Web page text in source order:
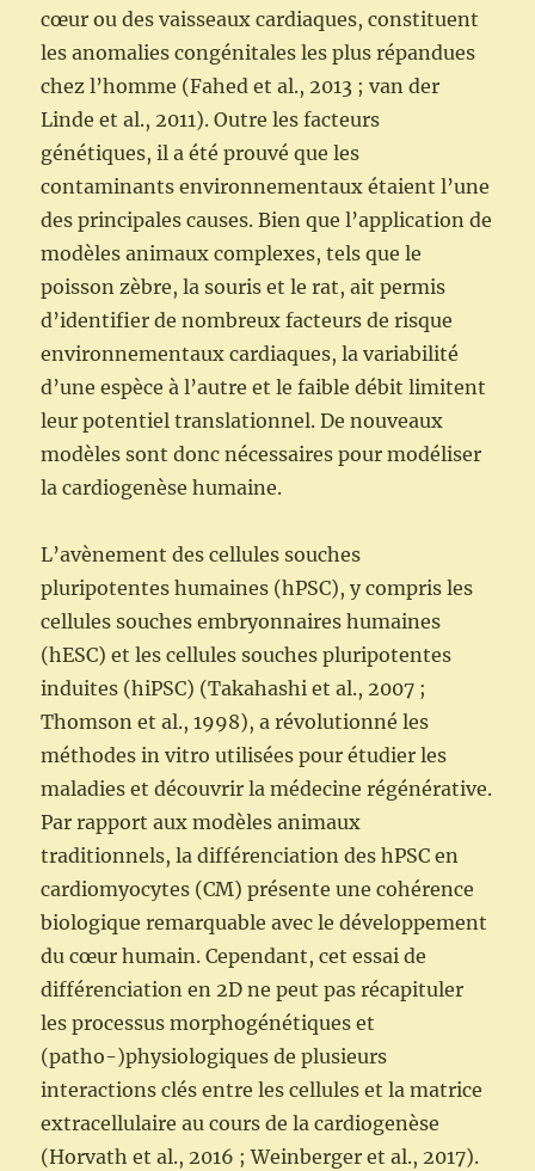
cœur ou des vaisseaux cardiaques, constituent
les anomalies congénitales les plus répandues
chez l’homme (Fahed et al., 2013 ; van der
Linde et al., 2011). Outre les facteurs
génétiques, il a été prouvé que les
contaminants environnementaux étaient l’une
des principales causes. Bien que l’application de
modèles animaux complexes, tels que le
poisson zèbre, la souris et le rat, ait permis
d’identifier de nombreux facteurs de risque
environnementaux cardiaques, la variabilité
d’une espèce à l’autre et le faible débit limitent
leur potentiel translationnel. De nouveaux
modèles sont donc nécessaires pour modéliser
la cardiogenèse humaine.
L’avènement des cellules souches
pluripotentes humaines (hPSC), y compris les
cellules souches embryonnaires humaines
(hESC) et les cellules souches pluripotentes
induites (hiPSC) (Takahashi et al., 2007 ;
Thomson et al., 1998), a révolutionné les
méthodes in vitro utilisées pour étudier les
maladies et découvrir la médecine régénérative.
Par rapport aux modèles animaux
traditionnels, la différenciation des hPSC en
cardiomyocytes (CM) présente une cohérence
biologique remarquable avec le développement
du cœur humain. Cependant, cet essai de
différenciation en 2D ne peut pas récapituler
les processus morphogénétiques et
(patho-)physiologiques de plusieurs
interactions clés entre les cellules et la matrice
extracellulaire au cours de la cardiogenèse
(Horvath et al., 2016 ; Weinberger et al., 2017).